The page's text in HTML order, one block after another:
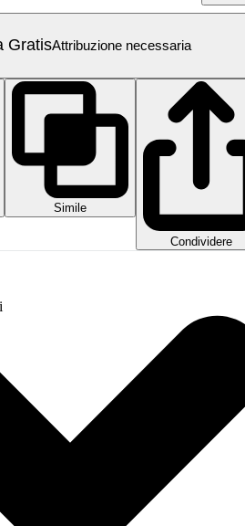
GratisAttribuzione necessaria
Simile
Condividere